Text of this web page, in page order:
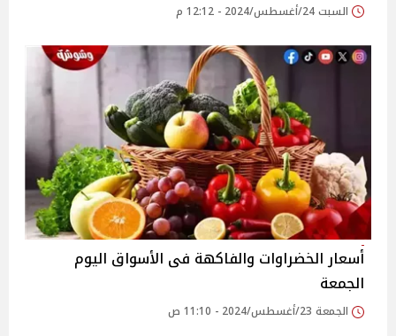
السبت 24/أغسطس/2024 - 12:12 م
أسعار الخضراوات والفاكهة فى الأسواق‎‎ اليوم
الجمعة
الجمعة 23/أغسطس/2024 - 11:10 ص